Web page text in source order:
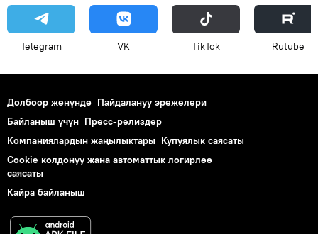
Telegram VK ТikТоk Rutube
Долбоор жөнүндө Пайдалануу эрежелери
Байланыш үчүн Пресс-релиздер
Компаниялардын жаңылыктары Купуялык саясаты
Cookie колдонуу жана автоматтык логирлөө
саясаты
Кайра байланыш